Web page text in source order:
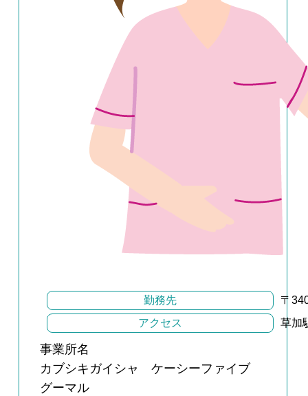
勤務先
〒
アクセス
草加
事業所名
カブシキガイシャ ケーシーファイブ
グーマル